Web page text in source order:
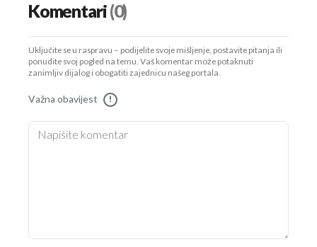
Komentari(0)
Uključite se u raspravu – podijelite svoje mišljenje, postavite pitanja ili
ponudite svoj pogled na temu. Vaš komentar može potaknuti
zanimljiv dijalog i obogatiti zajednicu našeg portala.
Važna obavijest !